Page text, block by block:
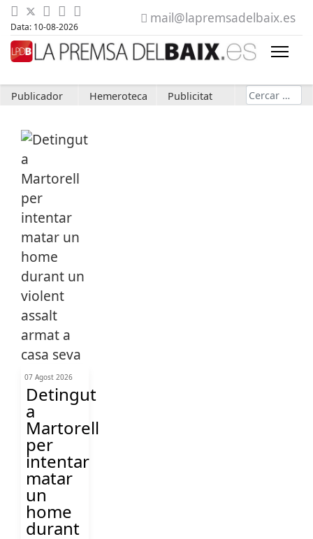
Data: 10-08-2026
mail@lapremsadelbaix.es
Publicador Hemeroteca Publicitat Cerca
07 Agost 2026
Detingut
a
Martorell
per
intentar
matar
un
home
durant